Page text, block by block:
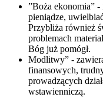
”Boża ekonomia”
pieniądze,
Przybliża również
problemach
Bóg już pomógł.
Modlitwy” -
finansowych,
prowadzących
wstawienniczą.